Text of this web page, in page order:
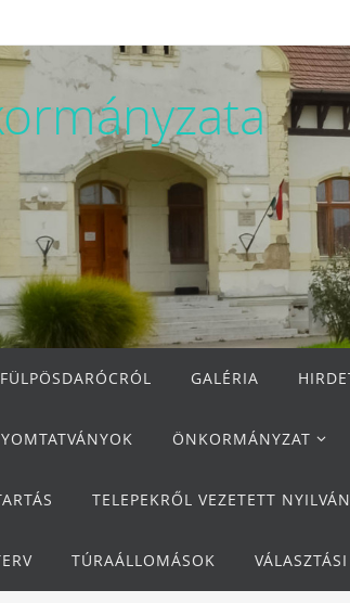
FÜLPÖSDARÓCRÓL GALÉRIA
ÖNKORMÁNYZAT
TELEPEKRŐL VEZETETT
TÚRAÁLLOMÁSOK